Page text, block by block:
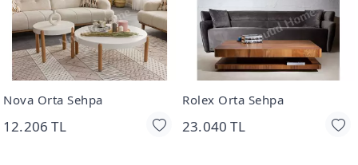
Nova Orta Sehpa
12.206 TL
Rolex Orta Sehpa
23.040 TL